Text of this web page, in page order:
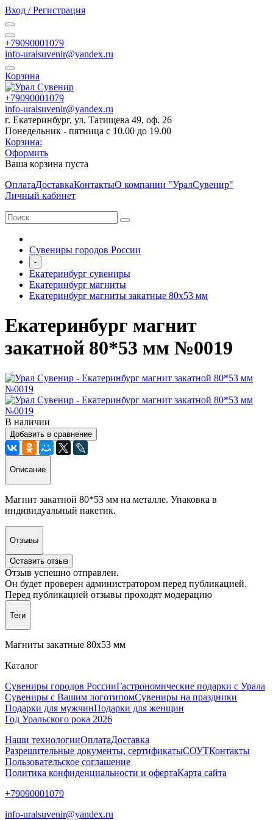
Вход / Регистрация
+79090001079
info-uralsuvenir@yandex.ru
Корзина
+79090001079
info-uralsuvenir@yandex.ru
г. Екатеринбург, ул. Татищева 49, оф. 26
Понедельник - пятница с 10.00 до 19.00
Корзина:
Оформить
Ваша корзина пуста
ОплатаДоставкаКонтактыО компании "УралСувенир"
Личный кабинет
Сувениры городов России
-
Екатеринбург сувениры
Екатеринбург магниты
Екатеринбург магниты закатные 80х53 мм
Екатеринбург магнит
закатной 80*53 мм №0019
В наличии
Добавить в сравнение
Описание
Магнит закатной 80*53 мм на металле. Упаковка в
индивидуальный пакетик.
Отзывы
Оставить отзыв
Отзыв успешно отправлен.
Он будет проверен администратором перед публикацией.
Перед публикацией отзывы проходят модерацию
Теги
Магниты закатные 80х53 мм
Каталог
Сувениры городов РоссииГастрономические подарки с Урала
Сувениры с Вашим логотипомСувениры на праздники
Подарки для мужчинПодарки для женщин
Год Уральского рока 2026
Наши технологииОплатаДоставка
Разрешительные документы, сертификатыСОУТКонтакты
Пользовательское соглашение
Политика конфиденциальности и офертаКарта сайта
+79090001079
info-uralsuvenir@yandex.ru